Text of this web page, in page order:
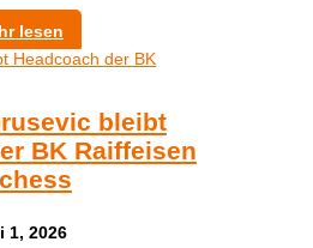
lesen
bleibt
BK Raiffeisen
1, 2026